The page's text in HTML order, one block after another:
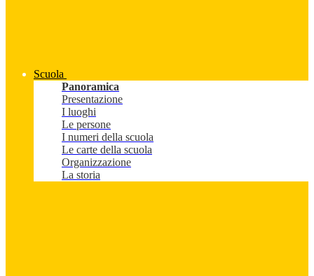
Scuola
Panoramica
Presentazione
I luoghi
Le persone
I numeri della scuola
Le carte della scuola
Organizzazione
La storia